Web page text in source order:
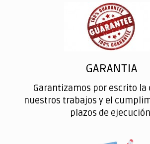
GARANTIA
Garantizamos por escrito la
nuestros trabajos y el
plazos de